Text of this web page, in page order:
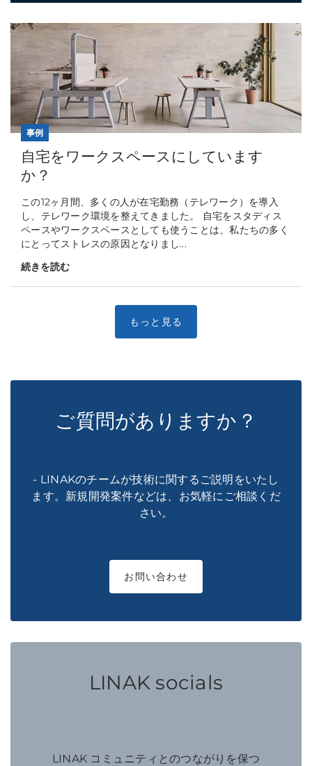
事例
自宅をワークスペースにしています
か？
この12ヶ月間、多くの人が在宅勤務（テレワーク）を導入
し、テレワーク環境を整えてきました。 自宅をスタディス
ペースやワークスペースとしても使うことは、私たちの多く
にとってストレスの原因となりまし...
続きを読む
ご質問がありますか？
- LINAKのチームが技術に関するご説明をいたし
ます。新規開発案件などは、お気軽にご相談くだ
さい。
お問い合わせ
LINAK socials
LINAK コミュニティとのつながりを保つ